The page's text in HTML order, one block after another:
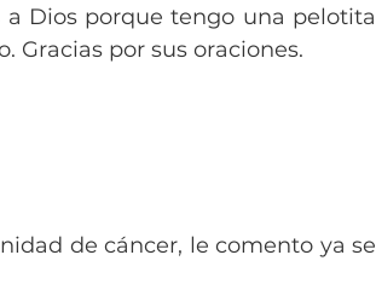
Dios porque tengo una pelotita
Gracias por sus oraciones.
de cáncer, le comento ya se